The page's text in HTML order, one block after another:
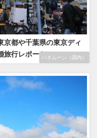
ハネムーン（国内）
京都や千葉県の東京ディ
旅行レポート